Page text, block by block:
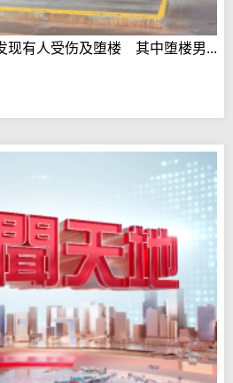
现有人受伤及堕楼 其中堕楼男...